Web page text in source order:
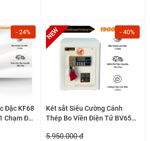
- 24%
Đặc KF68
Chạm Đủ
- 40%
Két sắt Siêu Cường Cánh
Thép Bo Viền Điện Tử BV65
5.950.000 đ